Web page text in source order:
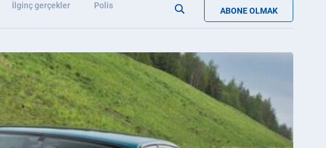
İlginç gerçekler
Polis
ABONE OLMAK